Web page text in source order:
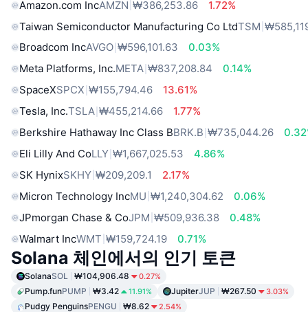
Amazon.com IncAMZN ₩386,253.86
1.72%
Taiwan Semiconductor Manufacturing Co LtdTSM
Broadcom IncAVGO ₩596,101.63
0.03%
Meta Platforms, Inc.META ₩837,208.84
0.14%
SpaceXSPCX ₩155,794.46
13.61%
Tesla, Inc.TSLA ₩455,214.66
1.77%
Berkshire Hathaway Inc Class BBRK.B ₩735,044.26
Eli Lilly And CoLLY ₩1,667,025.53
4.86%
SK HynixSKHY ₩209,209.1
2.17%
Micron Technology IncMU ₩1,240,304.62
0.06%
JPmorgan Chase & CoJPM ₩509,936.38
0.48%
Walmart IncWMT ₩159,724.19 0.71%
Solana 체인에서의 인기 토큰
SolanaSOL ₩104,906.48 0.27%
Pump.funPUMP ₩3.42 11.91% JupiterJUP ₩267.50 3.03%
Pudgy PenguinsPENGU ₩8.62 2.54%